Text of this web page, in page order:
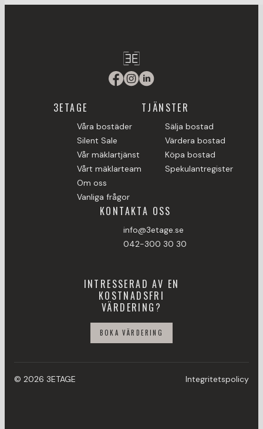
3ETAGE
Våra bostäder
Silent Sale
Vår mäklartjänst
Vårt mäklarteam
Om oss
Vanliga frågor
TJÄNSTER
Sälja bostad
Värdera bostad
Köpa bostad
Spekulantregister
KONTAKTA OSS
info@3etage.se
042-300 30 30
INTRESSERAD AV EN
KOSTNADSFRI
VÄRDERING?
BOKA VÄRDERING
© 2026 3ETAGE Integritetspolicy